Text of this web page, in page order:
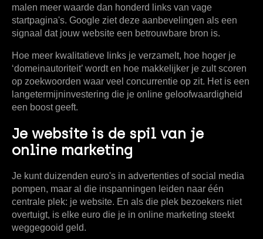
malen meer waarde dan honderd links van vage
startpagina's. Google ziet deze aanbevelingen als een
signaal dat jouw website een betrouwbare bron is.
Hoe meer kwalitatieve links je verzamelt, hoe hoger je
‘domeinautoriteit’ wordt en hoe makkelijker je zult scoren
op zoekwoorden waar veel concurrentie op zit. Het is een
langetermijninvestering die je online geloofwaardigheid
een boost geeft.
Je website is de spil van je
online marketing
Je kunt duizenden euro's in advertenties of social media
pompen, maar al die inspanningen leiden naar één
centrale plek: je website. En als die plek bezoekers niet
overtuigt, is elke euro die je in online marketing steekt
weggegooid geld.